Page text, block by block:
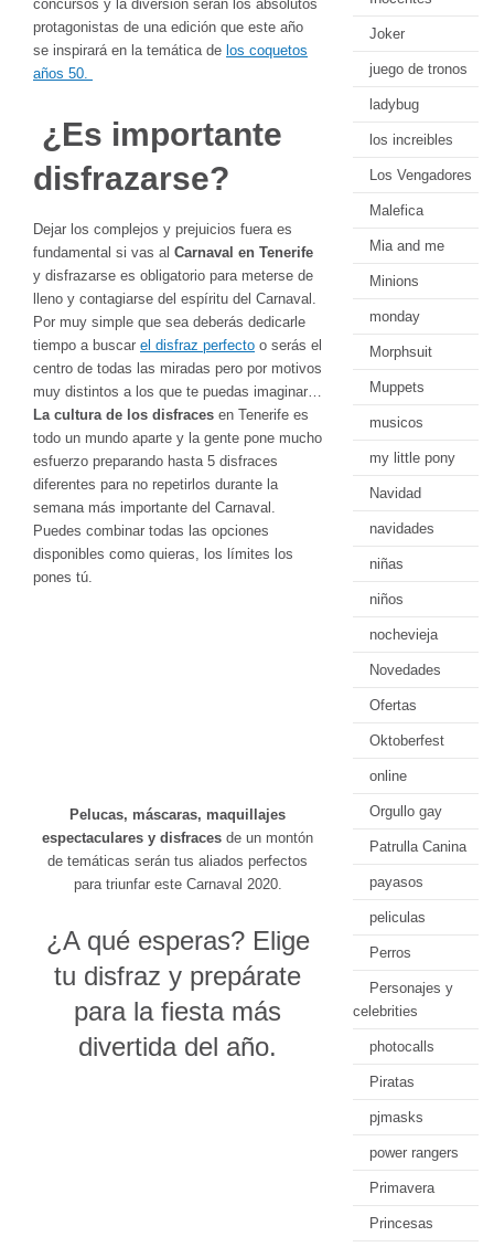
concursos y la diversión serán los absolutos
protagonistas de una edición que este año
se inspirará en la temática de los coquetos
años 50
¿Es importante
disfrazarse?
Dejar los complejos y prejuicios fuera es
fundamental si vas al Carnaval en Tenerife
y disfrazarse es obligatorio para meterse de
lleno y contagiarse del espíritu del Carnaval.
Por muy simple que sea deberás dedicarle
tiempo a buscar el disfraz perfecto o serás el
centro de todas las miradas pero por motivos
muy distintos a los que te puedas imaginar…
La cultura de los disfraces en Tenerife es
todo un mundo aparte y la gente pone mucho
esfuerzo preparando hasta 5 disfraces
diferentes para no repetirlos durante la
semana más importante del Carnaval.
Puedes combinar todas las opciones
disponibles como quieras, los límites los
pones tú.
Pelucas, máscaras, maquillajes
espectaculares y disfraces de un montón
de temáticas serán tus aliados perfectos
para triunfar este Carnaval 2020.
¿A qué esperas? Elige
tu disfraz y prepárate
para la fiesta más
divertida del año.
Joker
juego de tronos
ladybug
los increibles
Los Vengadores
Malefica
Mia and me
Minions
monday
Morphsuit
Muppets
musicos
my little pony
Navidad
navidades
niñas
niños
nochevieja
Novedades
Ofertas
Oktoberfest
online
Orgullo gay
Patrulla Canina
payasos
peliculas
Perros
Personajes y
celebrities
photocalls
Piratas
pjmasks
power rangers
Primavera
Princesas